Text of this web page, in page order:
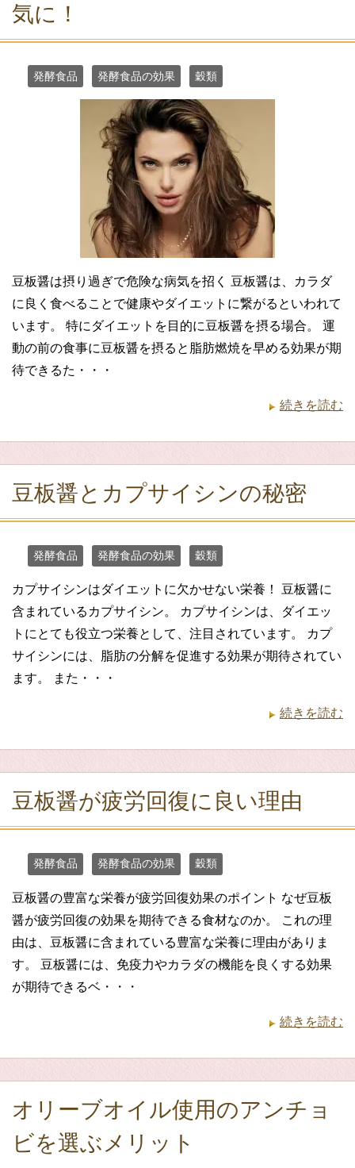
気に！
発酵食品 発酵食品の効果 穀類
豆板醤は摂り過ぎで危険な病気を招く 豆板醤は、カラダ
に良く食べることで健康やダイエットに繋がるといわれて
います。 特にダイエットを目的に豆板醤を摂る場合。 運
動の前の食事に豆板醤を摂ると脂肪燃焼を早める効果が期
待できるた・・・
続きを読む
豆板醤とカプサイシンの秘密
発酵食品 発酵食品の効果 穀類
カプサイシンはダイエットに欠かせない栄養！ 豆板醤に
含まれているカプサイシン。 カプサイシンは、ダイエッ
トにとても役立つ栄養として、注目されています。 カプ
サイシンには、脂肪の分解を促進する効果が期待されてい
ます。 また・・・
続きを読む
豆板醤が疲労回復に良い理由
発酵食品 発酵食品の効果 穀類
豆板醤の豊富な栄養が疲労回復効果のポイント なぜ豆板
醤が疲労回復の効果を期待できる食材なのか。 これの理
由は、豆板醤に含まれている豊富な栄養に理由がありま
す。 豆板醤には、免疫力やカラダの機能を良くする効果
が期待できるベ・・・
続きを読む
オリーブオイル使用のアンチョ
ビを選ぶメリット